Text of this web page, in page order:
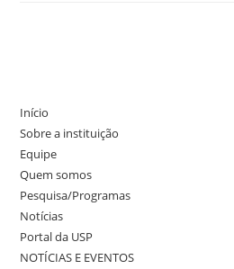
Início
Sobre a instituição
Equipe
Quem somos
Pesquisa/Programas
Notícias
Portal da USP
NOTÍCIAS E EVENTOS